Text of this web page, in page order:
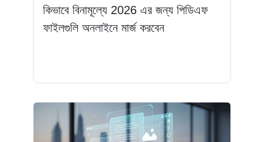
কিভাবে বিনামূল্যে 2026 এর জন্য পিডিএফ
ফাইলগুলি অনলাইনে মার্জ করবেন